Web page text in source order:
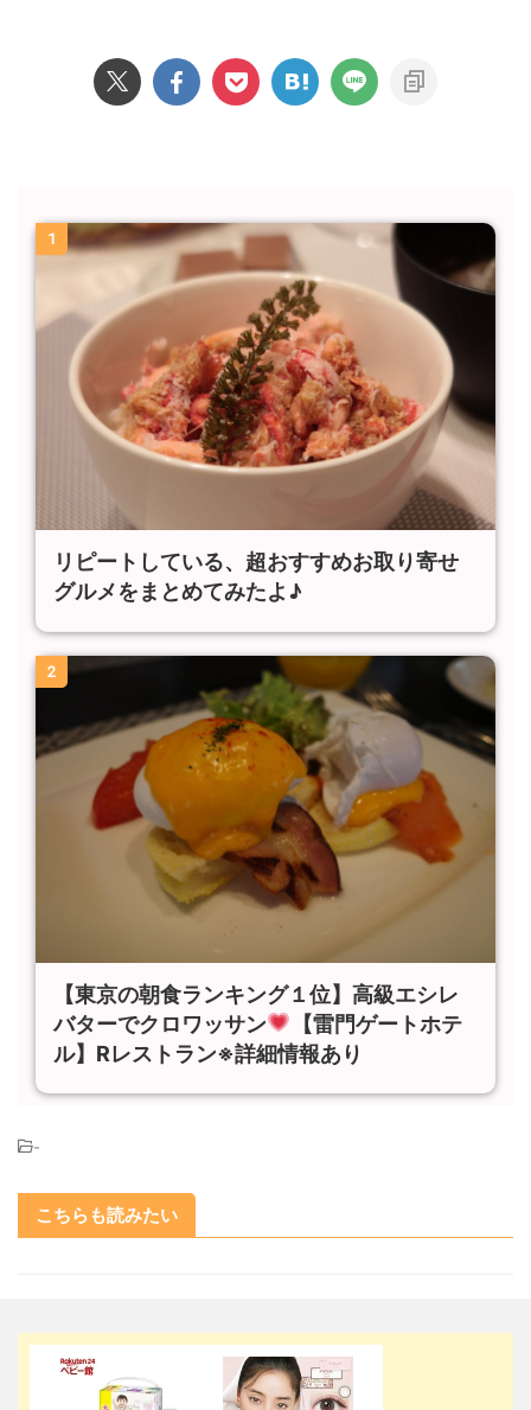
1
リピートしている、超おすすめお取り寄せ
グルメをまとめてみたよ♪
2
【東京の朝食ランキング１位】高級エシレ
バターでクロワッサン
【雷門ゲートホテ
ル】Rレストラン※詳細情報あり
-
こちらも読みたい